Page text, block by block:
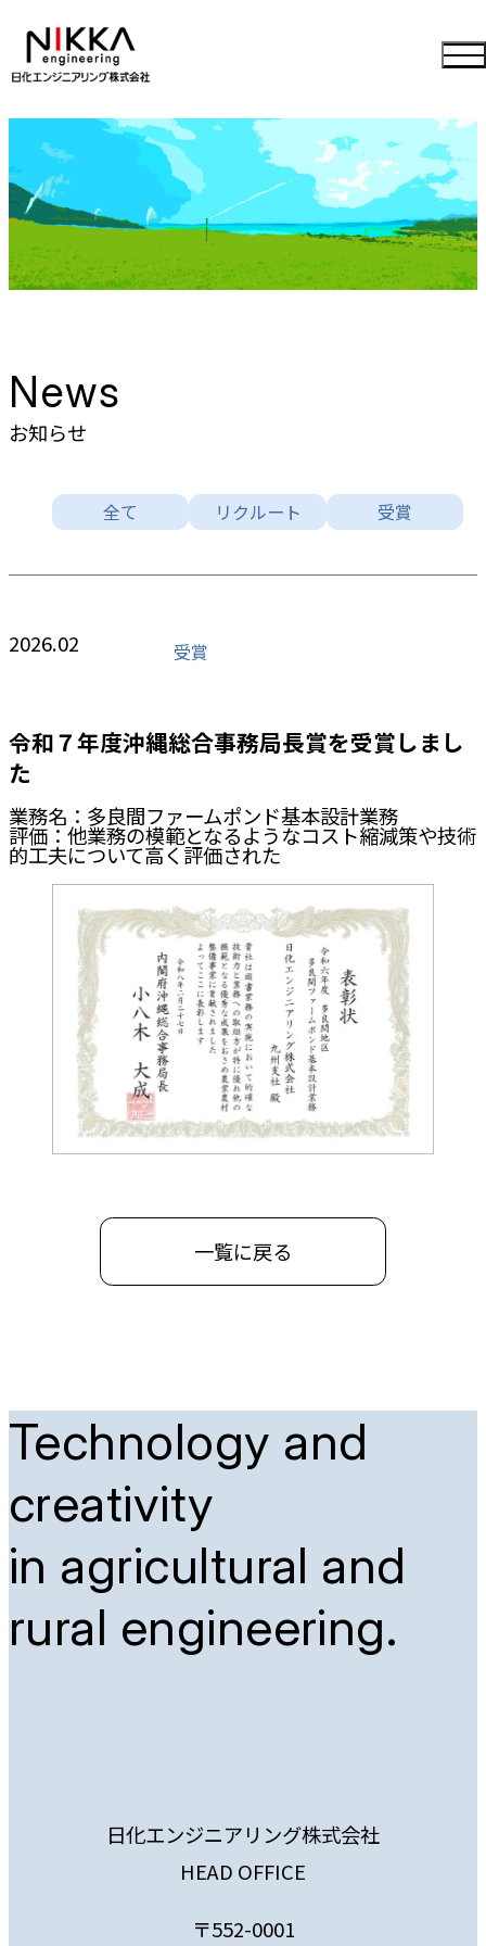
News
お知らせ
全て リクルート 受賞
2026.02 受賞
令和７年度沖縄総合事務局⻑賞を受賞しまし
た
業務名：多良間ファームポンド基本設計業務
評価：他業務の模範となるようなコスト縮減策や技術
的工夫について高く評価された
一覧に戻る
Technology and
creativity
in agricultural and
rural engineering.
日化エンジニアリング株式会社
HEAD OFFICE
〒552-0001